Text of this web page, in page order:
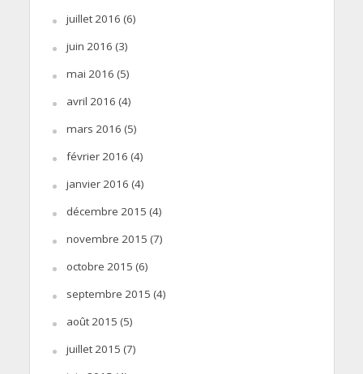
juillet 2016 (6)
juin 2016 (3)
mai 2016 (5)
avril 2016 (4)
mars 2016 (5)
février 2016 (4)
janvier 2016 (4)
décembre 2015 (4)
novembre 2015 (7)
octobre 2015 (6)
septembre 2015 (4)
août 2015 (5)
juillet 2015 (7)